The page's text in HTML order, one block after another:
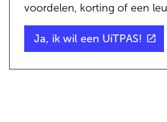
voordelen, korting of een
Ja, ik wil een UiTPAS!
link)